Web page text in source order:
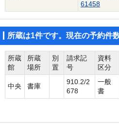
61458
所蔵は1件です。現在の予約件
所蔵
館
所蔵
場所
別
置
請求記
号
資料
区分
中央 書庫
910.2/2
678
一般
書